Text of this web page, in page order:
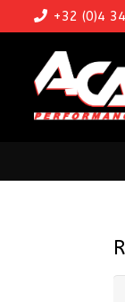
+32 (0)4